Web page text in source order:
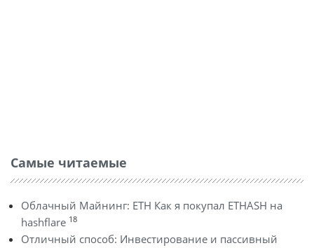
Самые читаемые
Облачный Майнинг: ETH Как я покупал ETHASH на
hashflare 18
Отличный способ: Инвестирование и пассивный